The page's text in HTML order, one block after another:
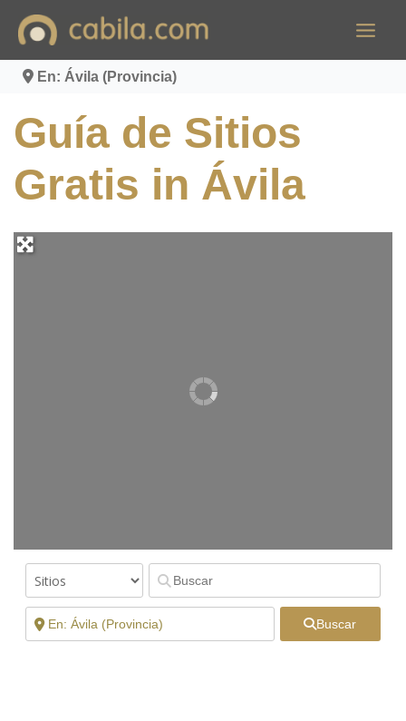
contenido
En: Ávila (Provincia)
Guía de Sitios
Gratis in Ávila
Buscar